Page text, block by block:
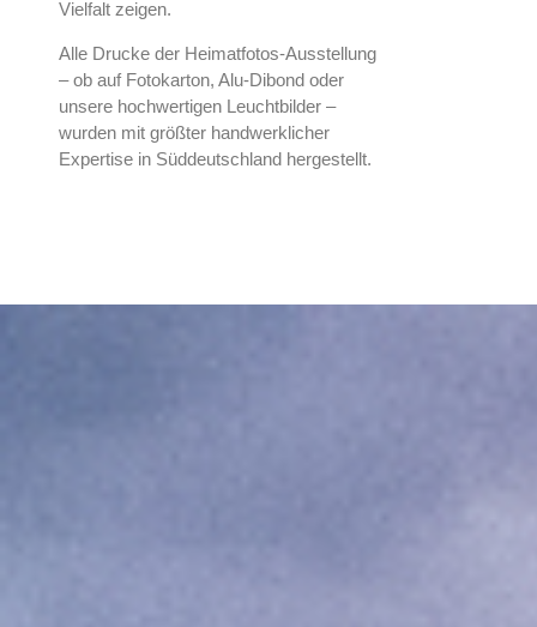
Vielfalt zeigen.
Alle Drucke der Heimatfotos-Ausstellung
– ob auf Fotokarton, Alu-Dibond oder
unsere hochwertigen Leuchtbilder –
wurden mit größter handwerklicher
Expertise in Süddeutschland hergestellt.